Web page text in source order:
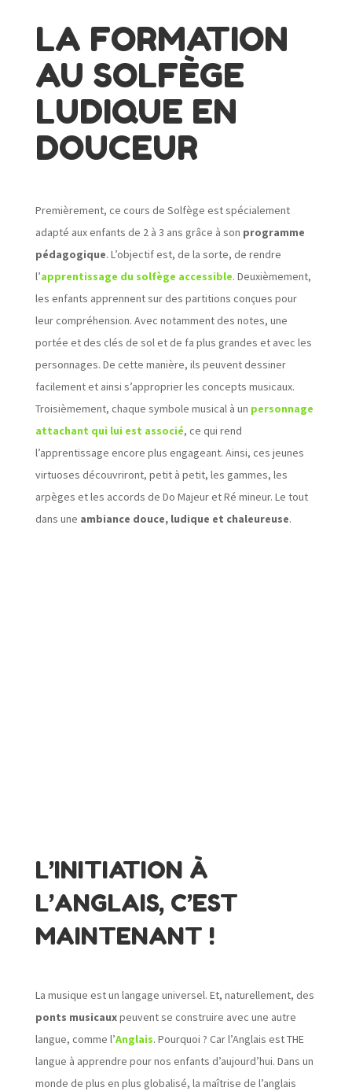
LA FORMATION
AU SOLFÈGE
LUDIQUE EN
DOUCEUR
Premièrement, ce cours de Solfège est spécialement
adapté aux enfants de 2 à 3 ans grâce à son programme
pédagogique. L’objectif est, de la sorte, de rendre
l’apprentissage du solfège accessible. Deuxièmement,
les enfants apprennent sur des partitions conçues pour
leur compréhension. Avec notamment des notes, une
portée et des clés de sol et de fa plus grandes et avec les
personnages. De cette manière, ils peuvent dessiner
facilement et ainsi s’approprier les concepts musicaux.
Troisièmement, chaque symbole musical à un personnage
attachant qui lui est associé, ce qui rend
l’apprentissage encore plus engageant. Ainsi, ces jeunes
virtuoses découvriront, petit à petit, les gammes, les
arpèges et les accords de Do Majeur et Ré mineur. Le tout
dans une ambiance douce, ludique et chaleureuse.
L’INITIATION À
L’ANGLAIS, C’EST
MAINTENANT !
La musique est un langage universel. Et, naturellement, des
ponts musicauxpeuvent se construire avec une autre
langue, comme l’Anglais. Pourquoi ? Car l’Anglais est THE
langue à apprendre pour nos enfants d’aujourd’hui. Dans un
monde de plus en plus globalisé, la maîtrise de l’anglais